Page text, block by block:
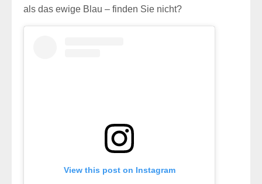
als das ewige Blau – finden Sie nicht?
View this post on Instagram